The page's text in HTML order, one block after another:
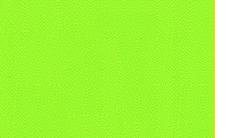
Direkt
zum
Inhalt